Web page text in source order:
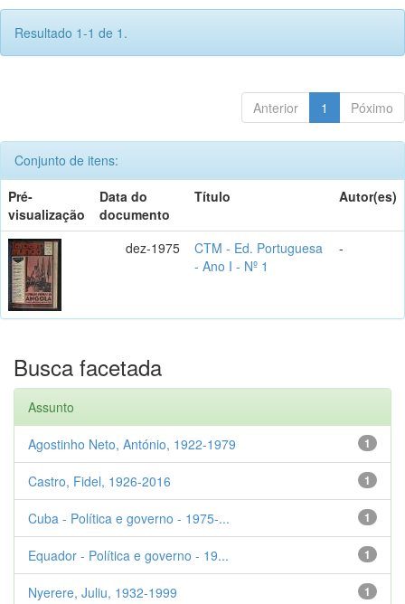
Resultado 1-1 de 1.
Anterior 1 Póximo
Conjunto de itens:
Pré-
visualização
Data do
documento
Título Autor(es)
dez-1975
CTM - Ed. Portuguesa
- Ano I - Nº 1
-
Busca facetada
Assunto
1
Agostinho Neto, António, 1922-1979
1
Castro, Fidel, 1926-2016
1
Cuba - Política e governo - 1975-...
1
Equador - Política e governo - 19...
1
Nyerere, Juliu, 1932-1999